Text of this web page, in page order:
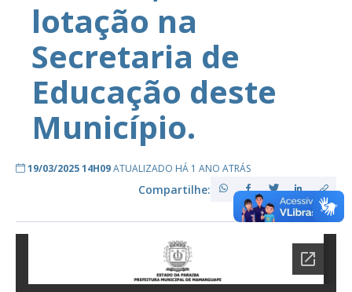
lotação na
Secretaria de
Educação deste
Município.
19/03/2025 14H09ATUALIZADO HÁ 1 ANO ATRÁS
Compartilhe: